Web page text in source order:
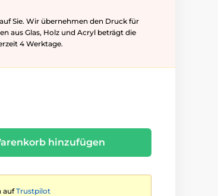
Sie. Wir übernehmen den Druck für
aus Glas, Holz und Acryl beträgt die
4 Werktage.
hinzufügen
aufTrustpilot